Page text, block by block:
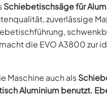
Schiebetischsäge für
zuverlässige
die EVO A3800 zur
Maschine auch als
Aluminium benutzt.